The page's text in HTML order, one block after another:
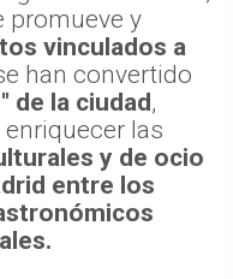
promueve y
vinculados a
han convertido
de la ciudad,
las
y de ocio
entre los